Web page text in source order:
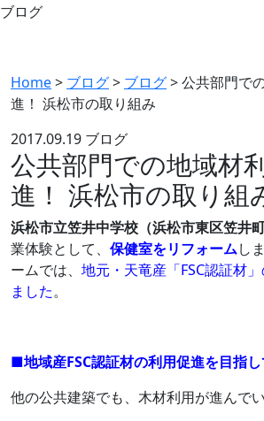
ブログ
Home> ブログ> ブログ>公共部門で
進！ 浜松市の取り組み
2017.09.19 ブログ
公共部門での地域材
進！ 浜松市の取り組
浜松市立笠井中学校（浜松市東区笠井町
業体験として、 保健室をリフォームし
ームでは、 地元・天竜産「FSC認証材
ました。
■地域産FSC認証材の利用促進を目指し
他の公共建築でも、木材利用が進んでい